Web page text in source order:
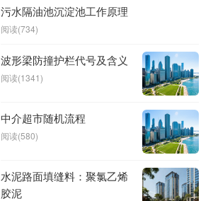
污水隔油池沉淀池工作原理
阅读(734)
波形梁防撞护栏代号及含义
阅读(1341)
中介超市随机流程
阅读(580)
水泥路面填缝料：聚氯乙烯
胶泥